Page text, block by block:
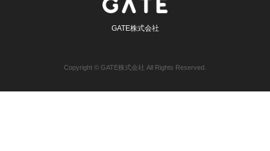
GATE株式会社
Copyright © GATE株式会社 All Rights Reserved.